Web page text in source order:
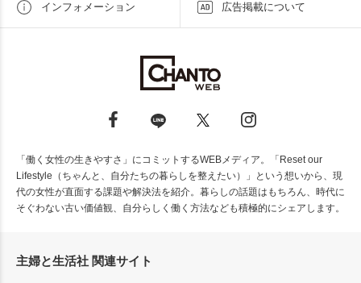
インフォメーション 広告掲載について
「働く女性の生きやすさ」にコミットするWEBメディア。「Reset our
Lifestyle（ちゃんと、自分たちの暮らしを整えたい）」という想いから、現
代の女性が直面する課題や解決法を紹介。暮らしの話題はもちろん、時代に
そぐわない古い価値観、自分らしく働く方法なども積極的にシェアします。
主婦と生活社 関連サイト